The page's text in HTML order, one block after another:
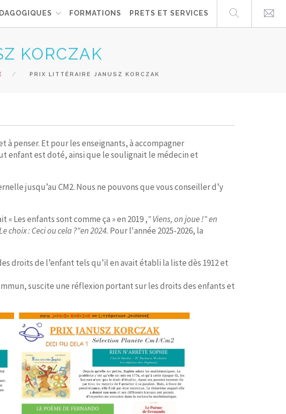
FORMATIONS PRETS ET SERVICES
KORCZAK
PRIX LITTÉRAIRE JANUSZ KORCZAK
penser. Et pour les enseignants, à accompagner
enfant est doté, ainsi que le soulignait le médecin et
jusqu’au CM2. Nous ne pouvons que vous conseiller d’y
Les enfants sont comme ça » en 2019 ," Viens, on joue !" en
choix : Ceci ou cela ?"en 2024. Pour l'année 2025-2026, la
droits de l’enfant tels qu’il en avait établi la liste dès 1912 et
suscite une réflexion portant sur les droits des enfants et